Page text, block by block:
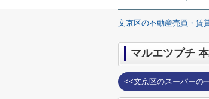
文京区の不動産売買・賃
マルエツプチ
<<文京区のスーパーの